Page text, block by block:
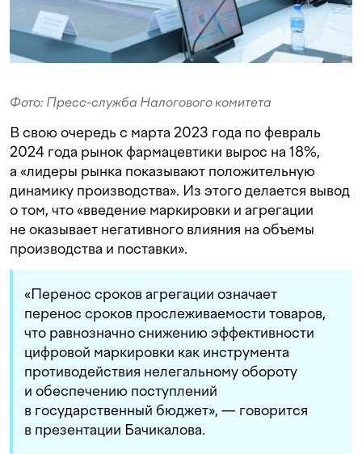
Фото: Пресс-служба Налогового комитета
В свою очередь с марта 2023 года по февраль
2024 года рынок фармацевтики вырос на 18%,
а «лидеры рынка показывают положительную
динамику производства». Из этого делается вывод
о том, что «введение маркировки и агрегации
не оказывает негативного влияния на объемы
производства и поставки».
«Перенос сроков агрегации означает
перенос сроков прослеживаемости товаров,
что равнозначно снижению эффективности
цифровой маркировки как инструмента
противодействия нелегальному обороту
и обеспечению поступлений
в государственный бюджет», — говорится
в презентации Бачикалова.